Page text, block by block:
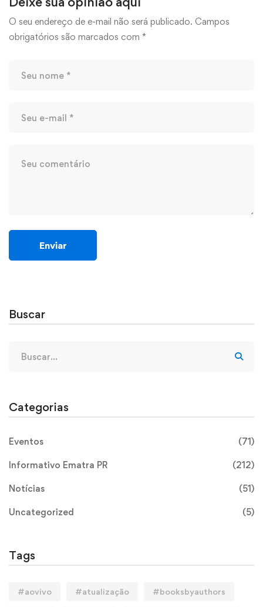
O seu endereço de e-mail não será publicado. Campos
obrigatórios são marcados com *
Buscar
Categorias
Eventos (71)
Informativo Ematra PR (212)
Notícias (51)
Uncategorized (5)
Tags
#aovivo #atualização #booksbyauthors